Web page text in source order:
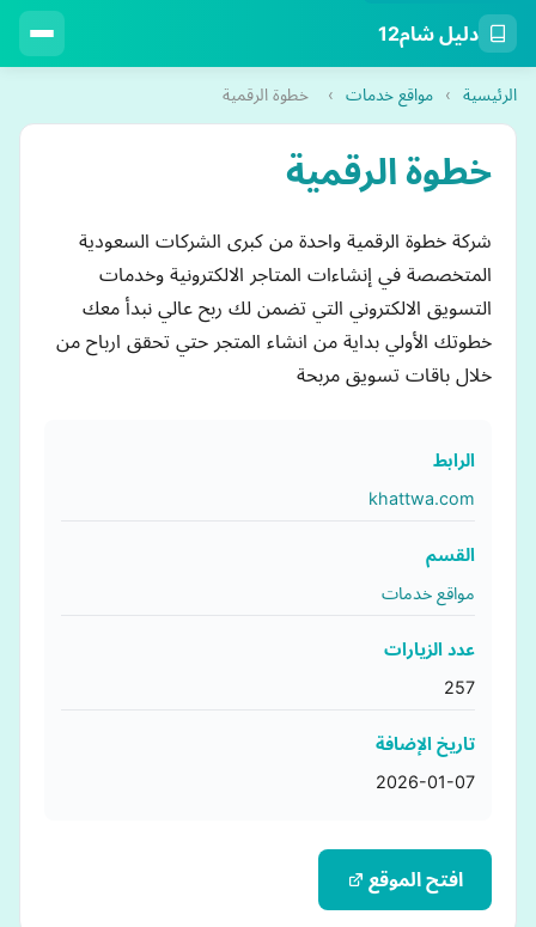
دليل شام12
الرئيسية › مواقع خدمات › خطوة الرقمية
خطوة الرقمية
شركة خطوة الرقمية واحدة من كبرى الشركات السعودية
المتخصصة في إنشاءات المتاجر الالكترونية وخدمات
التسويق الالكتروني التي تضمن لك ربح عالي نبدأ معك
خطوتك الأولي بداية من انشاء المتجر حتي تحقق ارباح من
خلال باقات تسويق مربحة
الرابط
khattwa.com
القسم
مواقع خدمات
عدد الزيارات
257
تاريخ الإضافة
2026-01-07
افتح الموقع